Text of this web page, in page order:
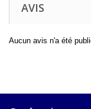
AVIS
Aucun avis n'a été